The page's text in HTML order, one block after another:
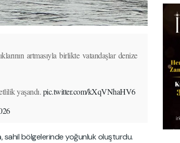
artmasıyla birlikte vatandaşlar denize
yaşandı.pic.twitter.com/kXqVNhaHV6
sahil bölgelerinde yoğunluk oluşturdu.